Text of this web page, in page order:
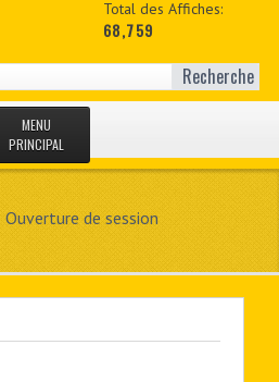
Total des Affiches:
68,759
Recherche
MENU
PRINCIPAL
MON COPTE
Ouverture de session